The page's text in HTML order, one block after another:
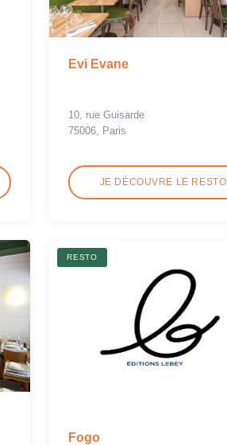
Evi Evane
10, rue Guisarde
75006, Paris
JE DÉCOUVRE LE RESTO
RESTO
Fogo